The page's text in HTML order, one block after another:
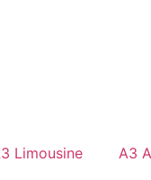
Limousine A3